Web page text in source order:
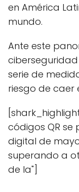
en América
mundo.
Ante este
serie de
riesgo de caer
códigos QR se
digital de
superando a
de la"]